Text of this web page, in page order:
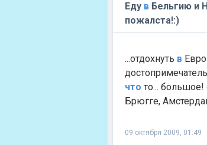
Еду в Бельгию и
пожалста!:)
...отдохнуть в
что то... большое!
Брюгге,
09 октября 2009, 01:49